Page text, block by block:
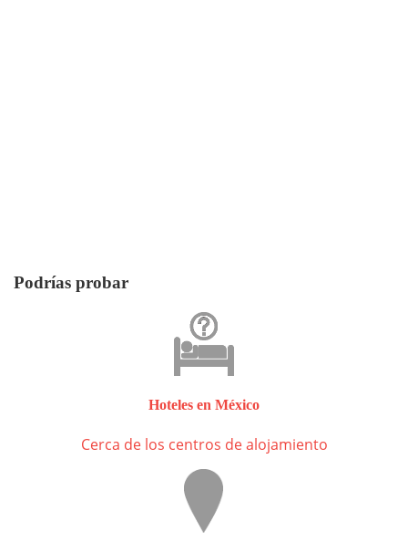
Podrías probar
Hoteles en México
Cerca de los centros de alojamiento